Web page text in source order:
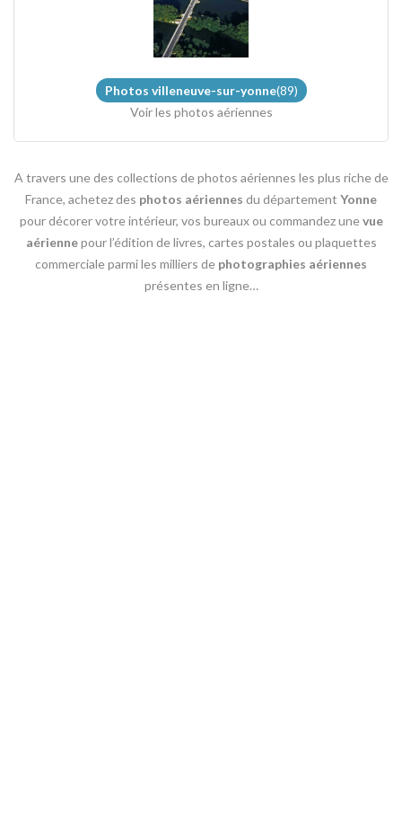
Photos villeneuve-sur-yonne(89)
Voir les photos aériennes
A travers une des collections de photos aériennes les plus riche de
France, achetez des photos aériennes du département Yonne
pour décorer votre intérieur, vos bureaux ou commandez unevue
aériennepour l’édition de livres, cartes postales ou plaquettes
commerciale parmi les milliers de photographies aériennes
présentes en ligne…